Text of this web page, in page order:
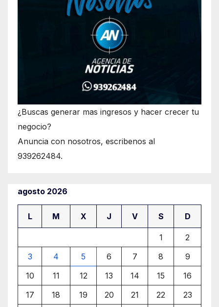
¿Buscas generar mas ingresos y hacer crecer tu
negocio?
Anuncia con nosotros, escribenos al
939262484.
agosto 2026
L M X J V S D
1
2
3
4 5 6 7 8
9
10
11 12 13 14 15
16
17
18 19 20 21 22
23